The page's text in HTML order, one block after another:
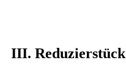
III. Reduzierstück